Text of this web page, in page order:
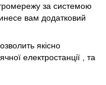
за системою
вам додатковий
якісно
електростанції , та